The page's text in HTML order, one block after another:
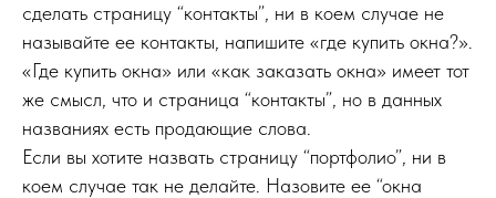
сделать страницу “контакты”, ни в коем случае не
называйте ее контакты, напишите «где купить окна?».
«Где купить окна» или «как заказать окна» имеет тот
же смысл, что и страница “контакты”, но в данных
названиях есть продающие слова.
Если вы хотите назвать страницу “портфолио”, ни в
коем случае так не делайте. Назовите ее “окна